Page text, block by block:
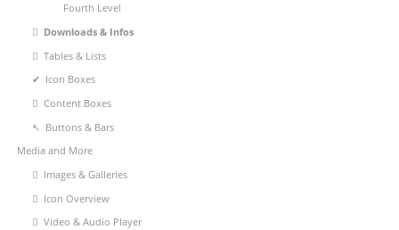
Fourth Level
Downloads & Infos
Tables & Lists
Icon Boxes
Content Boxes
Buttons & Bars
Media and More
Images & Galleries
Icon Overview
Video & Audio Player